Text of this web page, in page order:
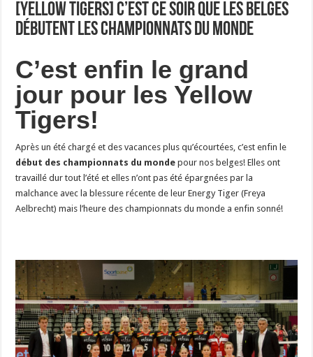
[Yellow Tigers] C’est ce soir que les belges
débutent les championnats du monde
C’est enfin le grand
jour pour les Yellow
Tigers!
Après un été chargé et des vacances plus qu’écourtées, c’est enfin le
début des championnats du monde pour nos belges! Elles ont
travaillé dur tout l’été et elles n’ont pas été épargnées par la
malchance avec la blessure récente de leur Energy Tiger (Freya
Aelbrecht) mais l’heure des championnats du monde a enfin sonné!